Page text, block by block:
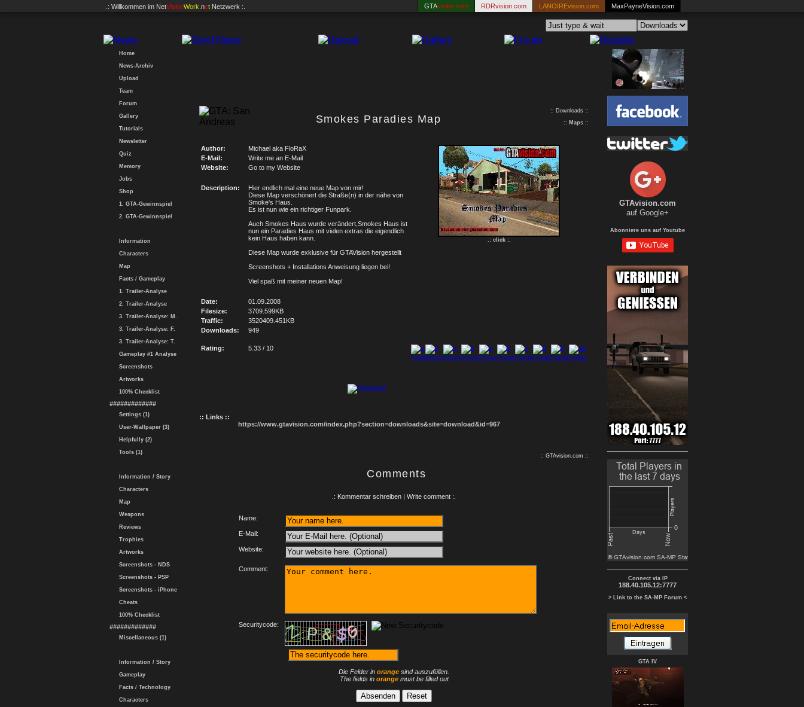
.: Willkommen im NetVisionWork .net Netzwerk :. GTAvision.com RDRvision.com LANOIREvision.com MaxPayneVision.com
Home
News-Archiv
Upload
Team
Forum
Gallery
Tutorials
Newsletter
Quiz
Memory
Jobs
Shop
1. GTA-Gewinnspiel
2. GTA-Gewinnspiel
Information
Characters
Map
Facts / Gameplay
1. Trailer-Analyse
2. Trailer-Analyse
3. Trailer-Analyse: M.
3. Trailer-Analyse: F.
3. Trailer-Analyse: T.
Gameplay #1 Analyse
Screenshots
Artworks
100% Checklist
#############
Settings (1)
User-Wallpaper (3)
Helpfully (2)
Tools (1)
Information / Story
Characters
Map
Weapons
Reviews
Trophies
Artworks
Screenshots - NDS
Screenshots - PSP
Screenshots - iPhone
Cheats
100% Checklist
#############
Miscellaneous (1)
Information / Story
Gameplay
Facts / Technology
Characters
Smokes Paradies Map
:: Downloads ::
:: Maps ::
Author: Michael aka FloRaX
.: click :.
E-Mail:
Write me an E-Mail
Website:
Go to my Website
Description:
Hier endlich mal eine neue Map von mir!
Diese Map verschönert die Straße(n) in der nähe von
Smoke's Haus.
Es ist nun wie ein richtiger Funpark.
Auch Smokes Haus wurde verändert,Smokes Haus ist
nun ein Paradies Haus mit vielen extras die eigendlich
kein Haus haben kann.
Diese Map wurde exklusive für GTAVision hergestellt
Screenshots + Installations Anweisung liegen bei!
Viel spaß mit meiner neuen Map!
Date:
01.09.2008
Filesize:
3709.599KB
Traffic:
3520409.451KB
Downloads:
949
Rating: 5.33 / 10
:: Links ::
https://www.gtavision.com/index.php?section=downloads&site=download&id=967
:: GTAvision.com ::
Comments
.: Kommentar schreiben | Write comment :.
Name:
E-Mail:
Website:
Comment:
Securitycode:
Die Felder in orange sind auszufüllen.
The fields in orangemust be filled out
GTAvision.com
auf Google+
Abonniere uns auf Youtube
Connect via IP
188.40.105.12:7777
> Link to the SA-MP Forum <
GTA IV